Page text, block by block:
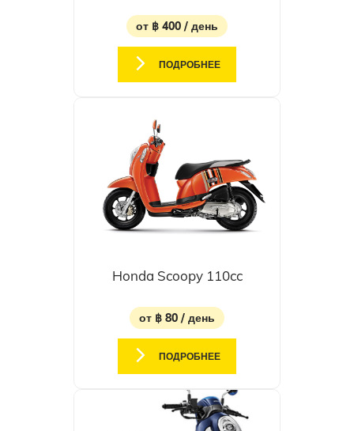
от ฿ 400 / день
ПОДРОБНЕЕ
Honda Scoopy 110cc
от ฿ 80 / день
ПОДРОБНЕЕ